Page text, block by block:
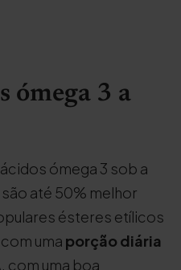
ómega 3 a
ómega 3 sob a
até 50% melhor
ésteres etílicos
uma porção diária
com uma boa